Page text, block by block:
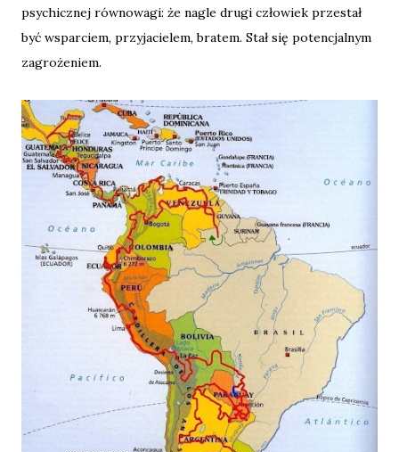
psychicznej równowagi: że nagle drugi człowiek przestał
być wsparciem, przyjacielem, bratem. Stał się potencjalnym
zagrożeniem.